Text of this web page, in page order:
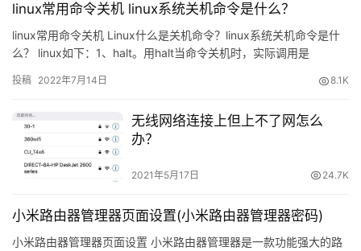
路
由
器
密
路
由
器
科
linux常用命令关机 linux系统关机命令是什么？
linux常用命令关机 Linux什么是关机命令？linux系统关机命令是什
么？ linux如下：1、halt。用halt当命令关机时，实际调用是
投稿 2022年7月14日 8.1K
无线网络连接上但上不了网怎么
办？
2021年5月17日 24.7K
小米路由器管理器页面设置(小米路由器管理器密码)
小米路由器管理器页面设置 小米路由器管理器是一款功能强大的路